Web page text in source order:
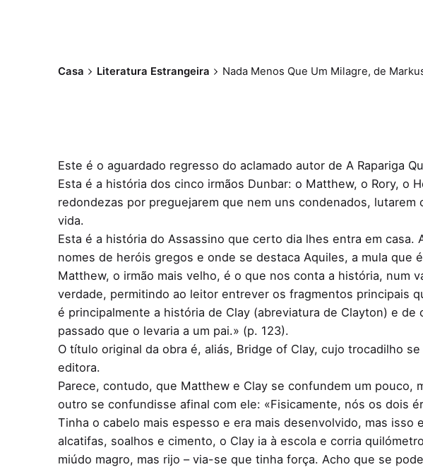
Casa Literatura Estrangeira Nada Menos Que Um Milagre, de
Este é o aguardado regresso do aclamado autor de A Rapariga
Esta é a história dos cinco irmãos Dunbar: o Matthew, o Rory, o
redondezas por preguejarem que nem uns condenados,
vida.
Esta é a história do Assassino que certo dia lhes entra em
nomes de heróis gregos e onde se destaca Aquiles, a mula que
Matthew, o irmão mais velho, é o que nos conta a história, num
verdade, permitindo ao leitor entrever os fragmentos principais
é principalmente a história de Clay (abreviatura de Clayton) e
passado que o levaria a um pai.» (p. 123).
O título original da obra é, aliás, Bridge of Clay, cujo trocadilho
editora.
Parece, contudo, que Matthew e Clay se confundem um
outro se confundisse afinal com ele: «Fisicamente, nós os dois
Tinha o cabelo mais espesso e era mais desenvolvido, mas
alcatifas, soalhos e cimento, o Clay ia à escola e corria
miúdo magro, mas rijo – via-se que tinha força. Acho que se